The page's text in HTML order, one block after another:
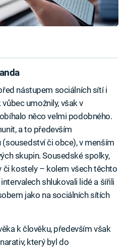
nástupem sociálních sítí i
umožnily, však v
něco velmi podobného.
a to především
či obce), v menším
skupin. Sousedské spolky,
či kostely – kolem všech těchto
shlukovali lidé a šířili
jako na sociálních sítích
k člověku, především však
který byl do